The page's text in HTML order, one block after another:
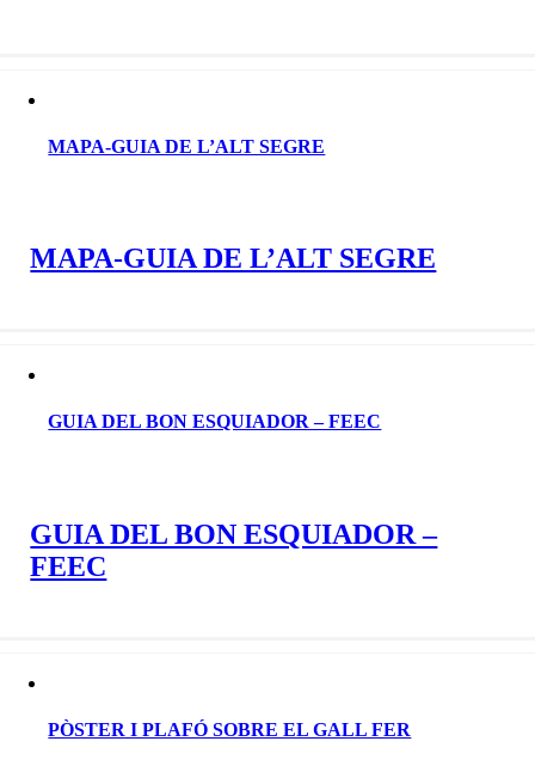
MAPA-GUIA DE L’ALT SEGRE
MAPA-GUIA DE L’ALT SEGRE
GUIA DEL BON ESQUIADOR – FEEC
GUIA DEL BON ESQUIADOR –
FEEC
PÒSTER I PLAFÓ SOBRE EL GALL FER